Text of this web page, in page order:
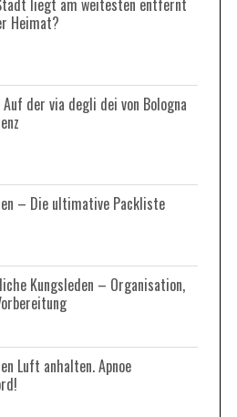
liegt am weitesten entfernt
Heimat?
der via degli dei von Bologna
– Die ultimative Packliste
Kungsleden – Organisation,
Luft anhalten. Apnoe